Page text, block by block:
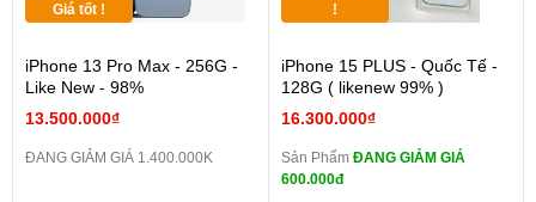
Giá tốt !
iPhone 13 Pro Max - 256G -
Like New - 98%
13.500.000₫
ĐANG GIẢM GIÁ 1.400.000K
!
iPhone 15 PLUS - Quốc Tế -
128G ( likenew 99% )
16.300.000₫
Sản Phẩm ĐANG GIẢM GIÁ
600.000đ